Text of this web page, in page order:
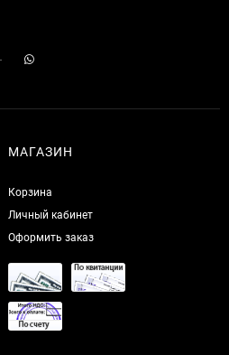
МАГАЗИН
Корзина
Личный кабинет
Оформить заказ